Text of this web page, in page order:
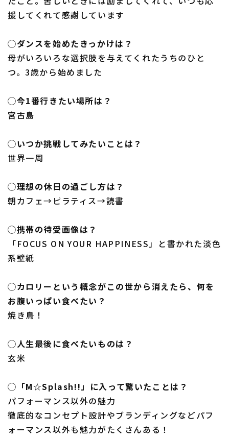
援してくれて感謝しています
◯ダンスを始めたきっかけは？
母がいろいろな選択肢を与えてくれたうちのひと
つ。3歳から始めました
◯今1番行きたい場所は？
宮古島
◯いつか挑戦してみたいことは？
世界一周
◯理想の休日の過ごし方は？
朝カフェ→ピラティス→読書
◯携帯の待受画像は？
「FOCUS ON YOUR HAPPINESS」と書かれた淡色
系壁紙
◯カロリーという概念がこの世から消えたら、何を
お腹いっぱい食べたい？
焼き鳥！
◯人生最後に食べたいものは？
玄米
◯「M☆Splash!!」に入って驚いたことは？
パフォーマンス以外の魅力
徹底的なコンセプト設計やブランディングなどパフ
ォーマンス以外も魅力がたくさんある！